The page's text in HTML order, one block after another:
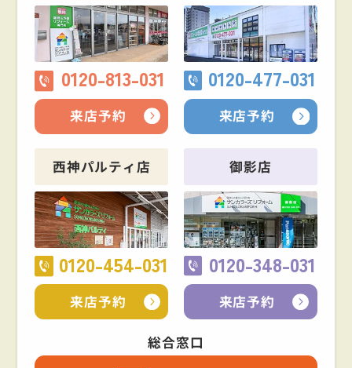
0120-813-031
来店予約
0120-477-031
来店予約
西神パルティ店
0120-454-031
来店予約
御影店
0120-348-031
来店予約
総合窓口